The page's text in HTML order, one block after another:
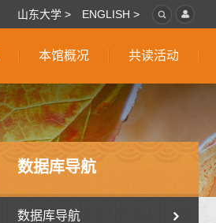
山东大学 > ENGLISH >
本馆概况 共读活动
数据库导航
数据库导航